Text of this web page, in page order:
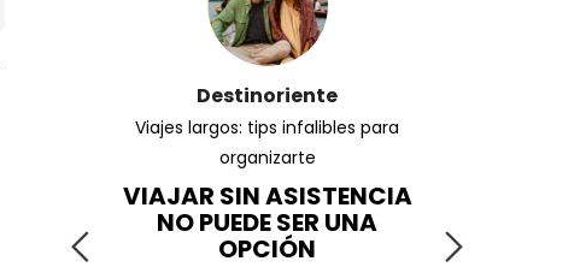
Destinoriente
Viajes largos: tips infalibles para
organizarte
VIAJAR SIN ASISTENCIA
NO PUEDE SER UNA
OPCIÓN